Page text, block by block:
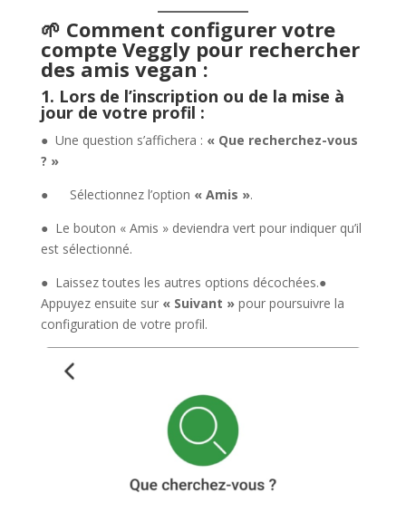
🌱 Comment configurer votre
compte Veggly pour rechercher
des amis vegan :
1. Lors de l’inscription ou de la mise à
jour de votre profil :
● Une question s’affichera : « Que recherchez-vous
? »
● Sélectionnez l’option « Amis ».
● Le bouton « Amis » deviendra vert pour indiquer qu’il
est sélectionné.
● Laissez toutes les autres options décochées.●
Appuyez ensuite sur « Suivant »pour poursuivre la
configuration de votre profil.